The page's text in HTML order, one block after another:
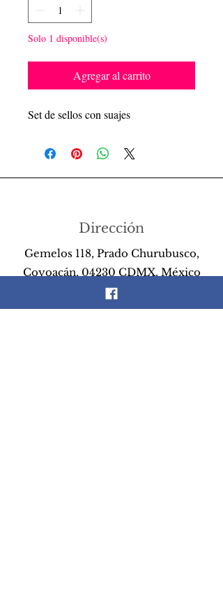
Solo 1 disponible(s)
Agregar al carrito
Set de sellos con suajes
Dirección
Gemelos 118, Prado Churubusco,
Coyoacán, 04230 CDMX, México